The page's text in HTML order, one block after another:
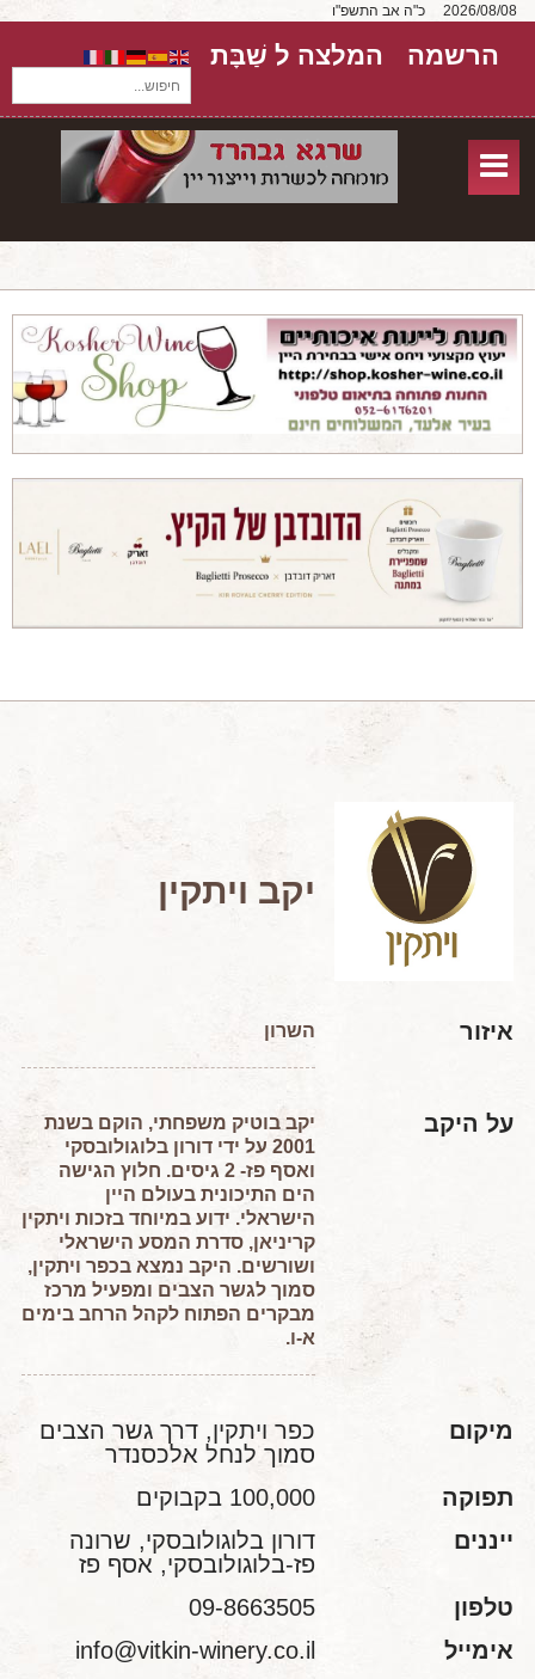
כ"ה אב התשפ"ו
חיפוש...
הרשמה המלצה ל שַׁבָּת
אודות
שירותים
יקבים
מאמרים
טורים על יקבים
מאמרים מקצועיים
מאמרים הלכתיים
המלצות יין לְ שַׁבָּת
חדשות ועדכונים
צור קשר
יקב ויתקין
איזור השרון
על היקב
יקב בוטיק משפחתי, הוקם בשנת
2001 על ידי דורון בלוגולובסקי
ואסף פז- 2 גיסים. חלוץ הגישה
הים התיכונית בעולם היין
הישראלי. ידוע במיוחד בזכות ויתקין
קריניאן, סדרת המסע הישראלי
ושורשים. היקב נמצא בכפר ויתקין,
סמוך לגשר הצבים ומפעיל מרכז
מבקרים הפתוח לקהל הרחב בימים
א-ו.
מיקום
כפר ויתקין, דרך גשר הצבים
סמוך לנחל אלכסנדר
תפוקה
100,000 בקבוקים
ייננים
דורון בלוגולובסקי, שרונה
פז-בלוגולובסקי, אסף פז
טלפון
09-8663505
אימייל
info@vitkin-winery.co.il